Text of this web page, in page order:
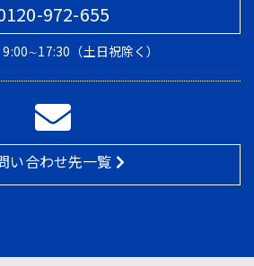
972-655
9:00∼17:30（土日祝除く）
い合わせ先一覧